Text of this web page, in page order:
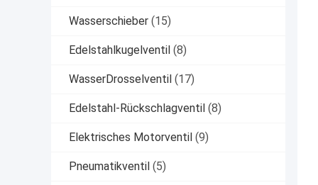
Wasserschieber (15)
Edelstahlkugelventil (8)
WasserDrosselventil (17)
Edelstahl-Rückschlagventil (8)
Elektrisches Motorventil (9)
Pneumatikventil (5)